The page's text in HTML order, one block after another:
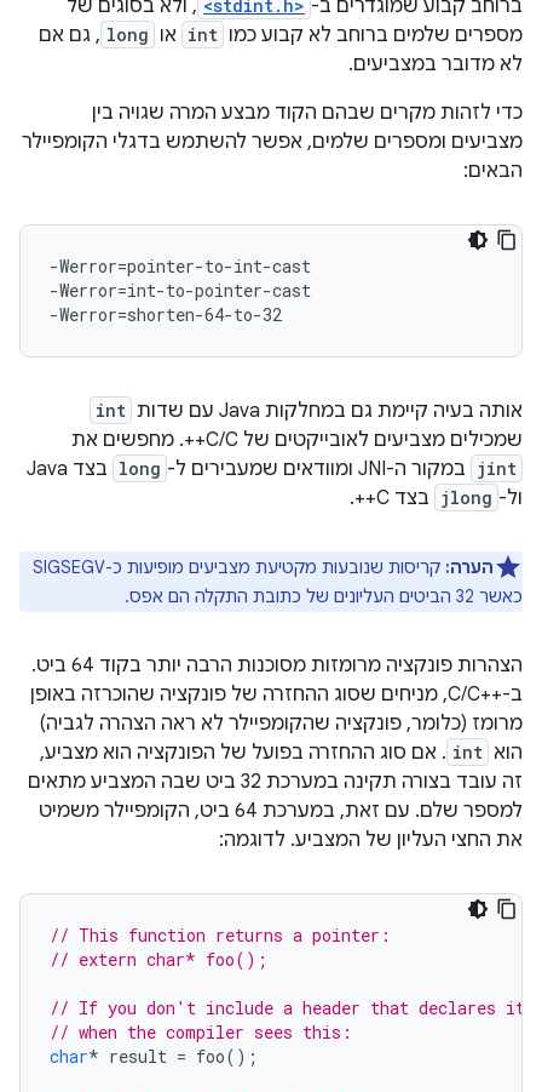
ברוחב קבוע שמוגדרים ב- <stdint.h> , ולא בסוגים של
מספרים שלמים ברוחב לא קבוע כמו int או long , גם אם
לא מדובר במצביעים.
כדי לזהות מקרים שבהם הקוד מבצע המרה שגויה בין
מצביעים ומספרים שלמים, אפשר להשתמש בדגלי הקומפיילר
הבאים:
-Werror=pointer-to-int-cast
-Werror=int-to-pointer-cast
אותה בעיה קיימת גם במחלקות Java עם שדות int
שמכילים מצביעים לאובייקטים של C/C++. מחפשים את
jint במקור ה-JNI ומוודאים שמעבירים ל- long
בצד Java
ול- jlong בצד C++.
הערה:
קריסות שנובעות מקטיעת מצביעים מופיעות כ-SIGSEGV
כאשר 32 הביטים העליונים של כתובת התקלה הם אפס.
הצהרות פונקציה מרומזות מסוכנות הרבה יותר בקוד 64 ביט.
ב-C/C++‎, מניחים שסוג ההחזרה של פונקציה שהוכרזה באופן
מרומז (כלומר, פונקציה שהקומפיילר לא ראה הצהרה לגביה)
הוא int . אם סוג ההחזרה בפועל של הפונקציה הוא מצביע,
זה עובד בצורה תקינה במערכת 32 ביט שבה המצביע מתאים
למספר שלם. עם זאת, במערכת 64 ביט, הקומפיילר משמיט
את החצי העליון של המצביע. לדוגמה:
// This function returns a pointer:
// extern char* foo();
// If you don't include a header that declares it,
// when the compiler sees this:
char* result = foo();